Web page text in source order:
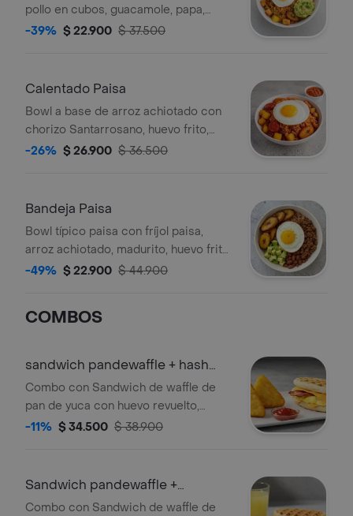
pollo en cubos, guacamole, papa,
madurito y un toque de cilantro.
-39% $ 22.900 $ 37.500
Calentado Paisa
Bowl a base de arroz achiotado con
chorizo Santarrosano, huevo frito,
fríjol paisa, papa, madurito, y salsa
-26% $ 26.900 $ 36.500
Bandeja Paisa
Bowl típico paisa con fríjol paisa,
arroz achiotado, madurito, huevo frito
y carne molida.
-49% $ 22.900 $ 44.900
COMBOS
sandwich pandewaffle + hash
brown
Combo con Sandwich de waffle de
pan de yuca con huevo revuelto,
queso cheddar, tocineta crocante y
-11% $ 34.500 $ 38.900
Sandwich pandewaffle +
limonada
Combo con Sandwich de waffle de